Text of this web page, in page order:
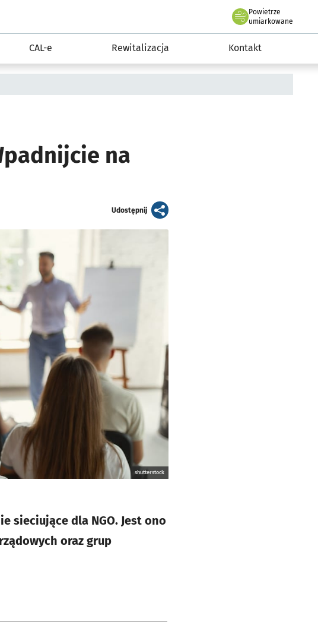
Rozmawia
Powietrze
we Wrocławiu
umiarkowane
CAL-e Rewitalizacja Kontakt
na
Udostępnijartykuł
shutterstock
sieciujące dla NGO. Jest ono
oraz grup